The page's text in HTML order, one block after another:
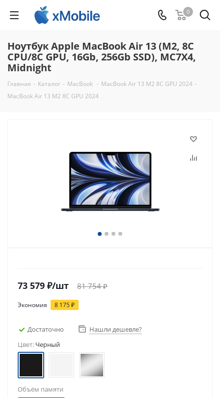
0
Ноутбук Apple MacBook Air 13 (M2, 8C
CPU/8C GPU, 16Gb, 256Gb SSD), MC7X4,
Midnight
Главная - Каталог - MacBook - MacBook Air 13 M2 8C GPU 2024 -
MacBook Air 13 M2 8C GPU 2024
73 579 ₽/шт 81 754₽
Экономия 8 175₽
Достаточно
Нашли дешевле?
Цвет: Черный
Объём памяти